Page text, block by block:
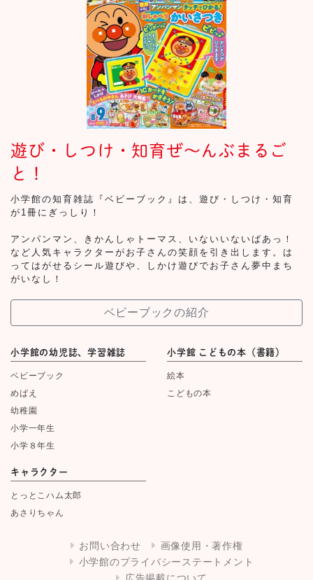
遊び・しつけ・知育ぜ～んぶまるご
と！
小学館の知育雑誌『ベビーブック』は、遊び・しつけ・知育
が1冊にぎっしり！
アンパンマン、きかんしゃトーマス、いないいないばあっ！
など人気キャラクターがお子さんの笑顔を引き出します。は
ってはがせるシール遊びや、しかけ遊びでお子さん夢中まち
がいなし！
ベビーブックの紹介
小学館の幼児誌、学習雑誌
ベビーブック
めばえ
幼稚園
小学一年生
小学８年生
小学館 こどもの本（書籍）
絵本
こどもの本
キャラクター
とっとこハム太郎
あさりちゃん
お問い合わせ
画像使用・著作権
小学館のプライバシーステートメント
広告掲載について